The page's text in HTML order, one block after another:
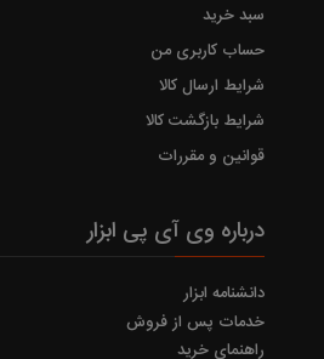
سبد خرید
حساب کاربری من
شرایط ارسال کالا
شرایط بازگشت کالا
قوانین و مقررات
درباره وی آی پی ابزار
دانشنامه ابزار
خدمات پس از فروش
راهنمای خرید